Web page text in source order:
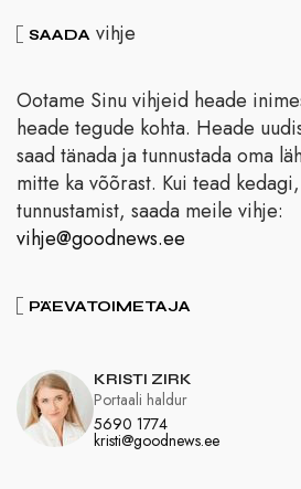
SAADA vihje
Ootame Sinu vihjeid heade
heade tegude kohta. Heade
saad tänada ja tunnustada oma
mitte ka võõrast. Kui tead
tunnustamist, saada meile vihje:
vihje@goodnews.ee
PÄEVATOIMETAJA
KRISTI ZIRK
5690 1774
kristi@goodnews.ee
Portaali haldur